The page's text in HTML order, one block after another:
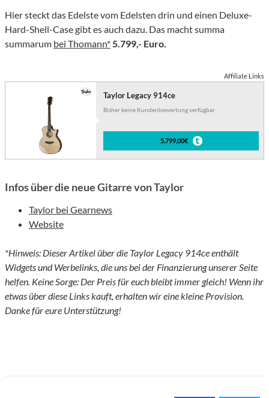
Hier steckt das Edelste vom Edelsten drin und einen Deluxe-
Hard-Shell-Case gibt es auch dazu. Das macht summa
summarum bei Thomann*5.799,- Euro.
Affiliate Links
Taylor Legacy 914ce
Bisher keine Kundenbewertung verfügbar
5.799,00€
Infos über die neue Gitarre von Taylor
Taylor bei Gearnews
Website
*Hinweis: Dieser Artikel über die Taylor Legacy 914ce enthält
Widgets und Werbelinks, die uns bei der Finanzierung unserer Seite
helfen. Keine Sorge: Der Preis für euch bleibt immer gleich! Wenn ihr
etwas über diese Links kauft, erhalten wir eine kleine Provision.
Danke für eure Unterstützung!